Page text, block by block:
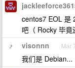
centos7 EOL 是
吧（ Rocky 毕竟
visonnn Mar
我们是 Debian...